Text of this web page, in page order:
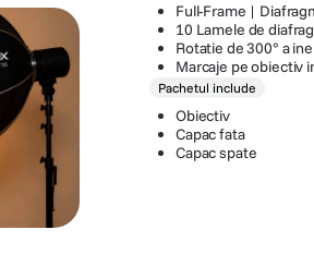
Full-Frame |
10 Lamele de
Rotatie de 300° a
Marcaje pe obiectiv
Pachetul include
Obiectiv
Capac fata
Capac spate